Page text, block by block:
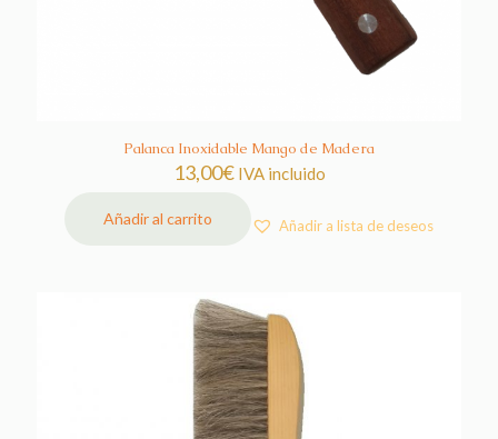
Palanca Inoxidable Mango de Madera
13,00€ IVA incluido
Añadir al carrito Añadir a lista de deseos